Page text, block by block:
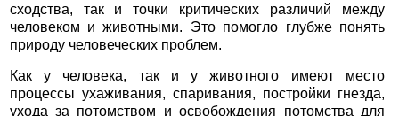
сходства, так и точки критических различий между
человеком и животными. Это помогло глубже понять
природу человеческих проблем.
Как у человека, так и у животного имеют место
процессы ухаживания, спаривания, постройки гнезда,
ухода за потомством и освобождения потомства для